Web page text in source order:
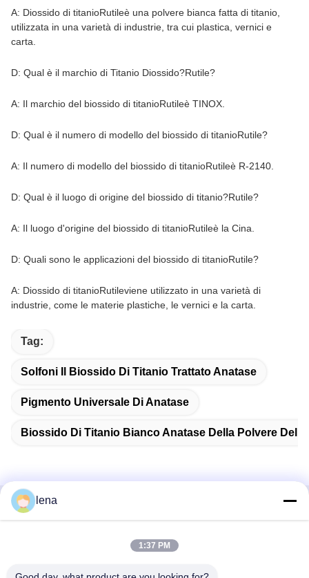
A: Diossido di titanioRutileè una polvere bianca fatta di titanio,
utilizzata in una varietà di industrie, tra cui plastica, vernici e
carta.
D: Qual è il marchio di Titanio Diossido?Rutile?
A: Il marchio del biossido di titanioRutileè TINOX.
D: Qual è il numero di modello del biossido di titanioRutile?
A: Il numero di modello del biossido di titanioRutileè R-2140.
D: Qual è il luogo di origine del biossido di titanio?Rutile?
A: Il luogo d'origine del biossido di titanioRutileè la Cina.
D: Quali sono le applicazioni del biossido di titanioRutile?
A: Diossido di titanioRutileviene utilizzato in una varietà di
industrie, come le materie plastiche, le vernici e la carta.
Tag:
Solfoni Il Biossido Di Titanio Trattato Anatase
Pigmento Universale Di Anatase
Biossido Di Titanio Bianco Anatase Della Polvere Del
Contatto rapido
1° piano, No.40, No.69, via media di Zhengbei, via di
lena
1:37 PM